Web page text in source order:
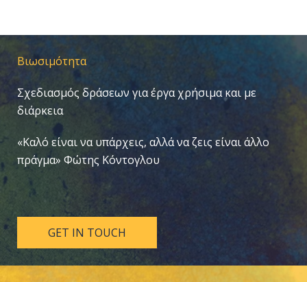
Βιωσιμότητα
Σχεδιασμός δράσεων για έργα χρήσιμα και με
διάρκεια
«Καλό είναι να υπάρχεις, αλλά να ζεις είναι άλλο
πράγμα» Φώτης Κόντογλου
GET IN TOUCH